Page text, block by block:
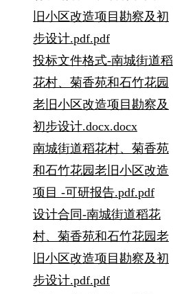
旧小区改造项目勘察及初
步设计.pdf.pdf
投标文件格式-南城街道稻
花村、菊香苑和石竹花园
老旧小区改造项目勘察及
初步设计.docx.docx
南城街道稻花村、菊香苑
和石竹花园老旧小区改造
项目 -可研报告.pdf.pdf
设计合同-南城街道稻花
村、菊香苑和石竹花园老
旧小区改造项目勘察及初
步设计.pdf.pdf